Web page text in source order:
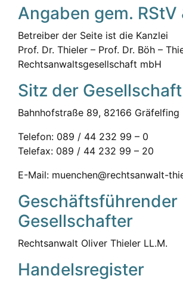
Angaben gem. RStV
Betreiber der Seite ist die Kanzlei
Prof. Dr. Thieler – Prof. Dr. Böh –
Rechtsanwaltsgesellschaft mbH
Sitz der Gesellschaft
Bahnhofstraße 89, 82166 Gräfelfing
Telefon: 089 / 44 232 99 – 0
Telefax: 089 / 44 232 99 – 20
E-Mail: muenchen@rechtsanwalt-
Geschäftsführender
Gesellschafter
Rechtsanwalt Oliver Thieler LL.M.
Handelsregister